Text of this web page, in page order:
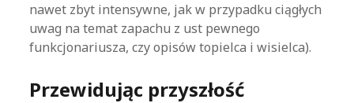
nawet zbyt intensywne, jak w przypadku ciągłych
uwag na temat zapachu z ust pewnego
funkcjonariusza, czy opisów topielca i wisielca).
Przewidując przyszłość